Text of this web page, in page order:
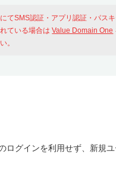
てSMS認証・アプリ認証・パス
ている場合はValue Domain One
。
ログインを利用せず、新規